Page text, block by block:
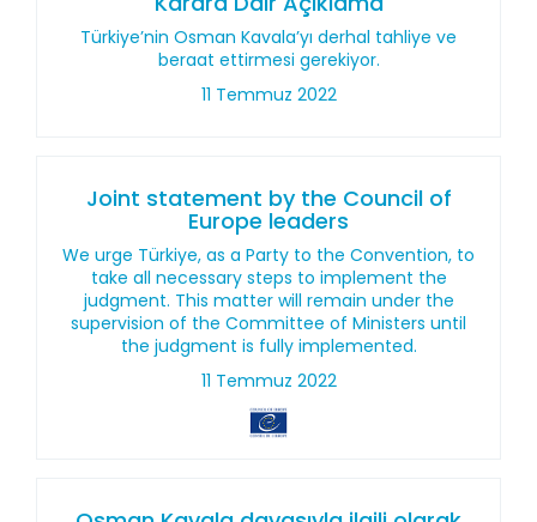
Türkiye’nin Osman Kavala’yı derhal tahliye ve
beraat ettirmesi gerekiyor.
11 Temmuz 2022
Joint statement by the Council of
Europe leaders
We urge Türkiye, as a Party to the Convention, to
take all necessary steps to implement the
judgment. This matter will remain under the
supervision of the Committee of Ministers until
the judgment is fully implemented.
11 Temmuz 2022